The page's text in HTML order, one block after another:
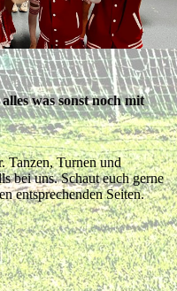
was sonst noch mit
Tanzen, Turnen und
bei uns. Schaut euch gerne
entsprechenden Seiten.